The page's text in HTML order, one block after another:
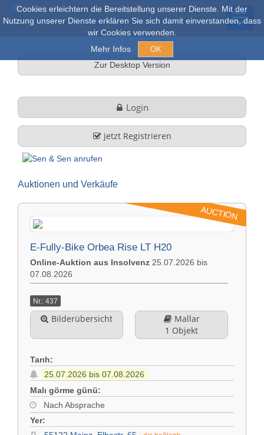
Cookies erleichtern die Bereitstellung unserer Dienste. Mit der
Nutzung unserer Dienste erklären Sie sich damit einverstanden, dass
wir Cookies verwenden.
Mehr Infos
OK
Online açık artırma
Şirket profili
Görev ve Hizmet
İlişki
Künye (DE)
Yasal bilgi (DE)
koşullar (DE)
Almanca
Zur Desktop Version
Login
jetzt Registrieren
Auktionen und Verkäufe
AUCTION
E-Fully-Bike Orbea Rise LT H20
Online-Auktion aus Insolvenz 25.07.2026 bis
07.08.2026
Nr.: 437
Bilderübersicht
Mallar
1 Objekt
Tarıh:
25.07.2026 bis 07.08.2026
Malı görme günü:
Nach Absprache
Yer: